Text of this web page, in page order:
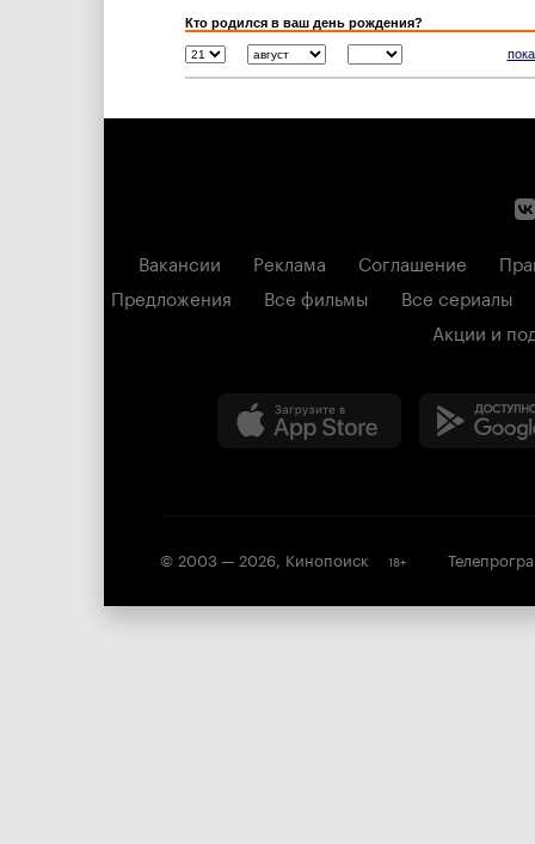
Кто родился в ваш день рождения?
Вакансии Реклама Соглашение
Предложения
Все фильмы
Все сериалы
Акции и
© 2003 — 2026, Кинопоиск 18+